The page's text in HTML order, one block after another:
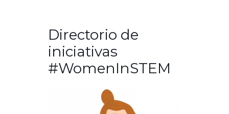
Directorio de
iniciativas
#WomenInSTEM